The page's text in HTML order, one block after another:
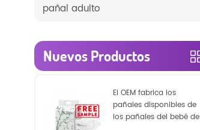
pañal adulto
Nuevos Productos
El OEM fabrica los
pañales disponibles de
los pañales del bebé de